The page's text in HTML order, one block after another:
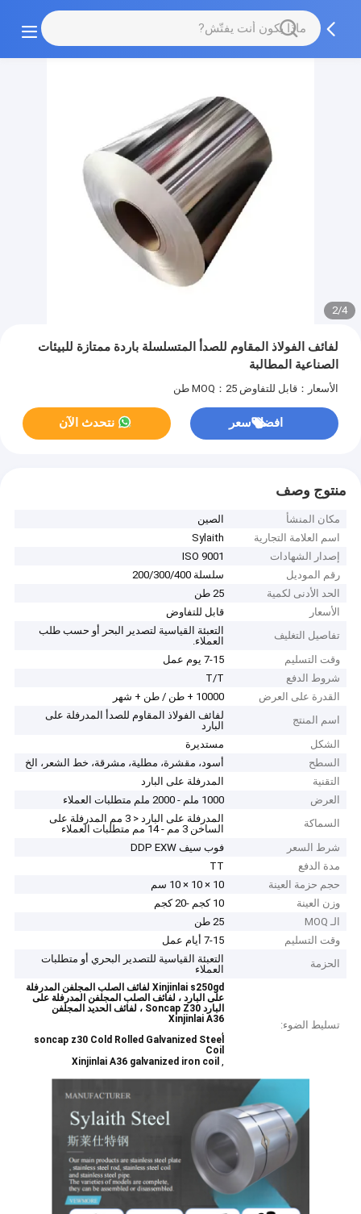
2/4
لفائف الفولاذ المقاوم للصدأ المتسلسلة باردة ممتازة للبيئات
الصناعية المطالبة
الأسعار：قابل للتفاوض MOQ：25 طن
افضل سعر نتحدث الآن
منتوج وصف
مكان المنشأ
الصين
اسم العلامة التجارية
Sylaith
إصدار الشهادات
ISO 9001
رقم الموديل
سلسلة 200/300/400
الحد الأدنى لكمية
25 طن
الأسعار
قابل للتفاوض
تفاصيل التغليف
التعبئة القياسية لتصدير البحر أو حسب طلب
العملاء.
وقت التسليم
7-15 يوم عمل
شروط الدفع
T/T
القدرة على العرض
10000 + طن / طن + شهر
اسم المنتج
لفائف الفولاذ المقاوم للصدأ المدرفلة على
البارد
الشكل
مستديرة
السطح
أسود، مقشرة، مطلية، مشرقة، خط الشعر، الخ
التقنية
المدرفلة على البارد
العرض
1000 ملم - 2000 ملم متطلبات العملاء
السماكة
المدرفلة على البارد < 3 مم المدرفلة على
الساخن 3 مم - 14 مم متطلبات العملاء
شرط السعر
فوب سيف DDP EXW
مدة الدفع
TT
حجم حزمة العينة
10 × 10 × 10 سم
وزن العينة
10 كجم -20 كجم
الـ MOQ
25 طن
وقت التسليم
7-15 أيام عمل
الحزمة
التعبئة القياسية للتصدير البحري أو متطلبات
العملاء
تسليط الضوء:
Xinjinlai s250gd لفائف الصلب المجلفن المدرفلة
على البارد ، لفائف الصلب المجلفن المدرفلة على
البارد Soncap Z30 ، لفائف الحديد المجلفن
Xinjinlai A36
,
soncap z30 Cold Rolled Galvanized Steel
Coil
,
Xinjinlai A36 galvanized iron coil